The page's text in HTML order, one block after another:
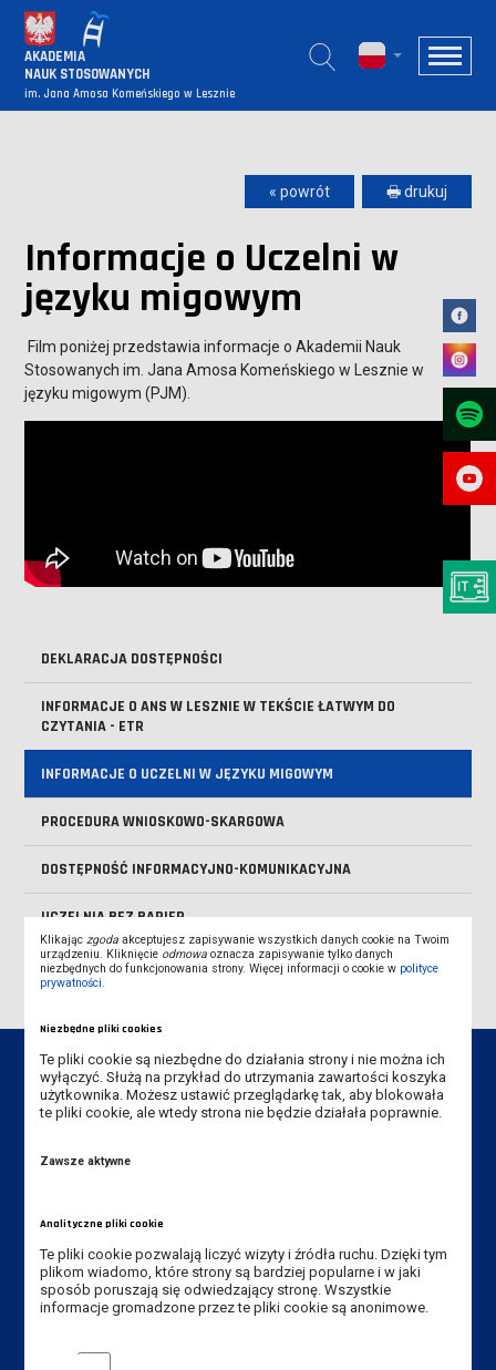
AKADEMIA
NAUK STOSOWANYCH
im. Jana Amosa Komeńskiego w Lesznie
DEKLARACJA DOSTĘPNOŚCI
INFORMACJE O ANS W LESZNIE W TEKŚCIE ŁATWYM DO
CZYTANIA - ETR
INFORMACJE O UCZELNI W JĘZYKU MIGOWYM
PROCEDURA WNIOSKOWO-SKARGOWA
DOSTĘPNOŚĆ INFORMACYJNO-KOMUNIKACYJNA
UCZELNIA BEZ BARIER
« powrót 🖶 drukuj
Informacje o Uczelni w
języku migowym
Film poniżej przedstawia informacje o Akademii Nauk
Stosowanych im. Jana Amosa Komeńskiego w Lesznie w
języku migowym (PJM).
ul. Adama Mickiewicza 5, 64-100 Leszno
Tel.:+48 65 529 60 60
Tel. rekrutacja:+48 65 525 01 12
Klikajączgoda akceptujesz zapisywanie wszystkich danych cookie na Twoim
urządzeniu. Kliknięcie odmowa oznacza zapisywanie tylko danych
niezbędnych do funkcjonowania strony. Więcej informacji o cookie w polityce
prywatności.
Niezbędne pliki cookies
Te pliki cookie są niezbędne do działania strony i nie można ich
wyłączyć. Służą na przykład do utrzymania zawartości koszyka
użytkownika. Możesz ustawić przeglądarkę tak, aby blokowała
te pliki cookie, ale wtedy strona nie będzie działała poprawnie.
Zawsze aktywne
Analityczne pliki cookie
Te pliki cookie pozwalają liczyć wizyty i źródła ruchu. Dzięki tym
plikom wiadomo, które strony są bardziej popularne i w jaki
sposób poruszają się odwiedzający stronę. Wszystkie
informacje gromadzone przez te pliki cookie są anonimowe.
Analityczne pliki cookie